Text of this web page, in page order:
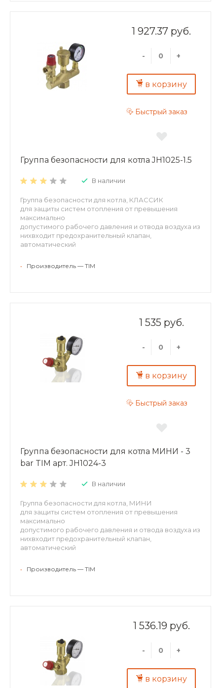
1 927.37 руб.
- +
в корзину
Быстрый заказ
Группа безопасности для котла JH1025-1.5
В наличии
Группа безопасности для котла, КЛАССИК
для защиты систем отопления от превышения
максимально
допустимого рабочего давления и отвода воздуха из
нихвходит предохранительный клапан,
автоматический
• Производитель — TIM
1 535 руб.
- +
в корзину
Быстрый заказ
Группа безопасности для котла МИНИ - 3
bar TIM арт. JH1024-3
В наличии
Группа безопасности для котла, МИНИ
для защиты систем отопления от превышения
максимально
допустимого рабочего давления и отвода воздуха из
нихвходит предохранительный клапан,
автоматический
• Производитель — TIM
1 536.19 руб.
- +
в корзину